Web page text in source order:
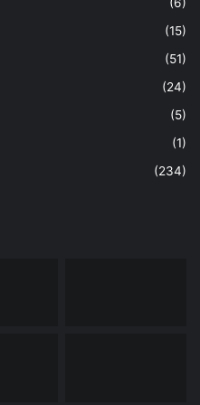
(15)
(51)
(24)
(5)
(1)
(234)